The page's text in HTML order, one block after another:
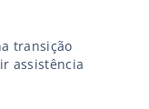
transição
assistência